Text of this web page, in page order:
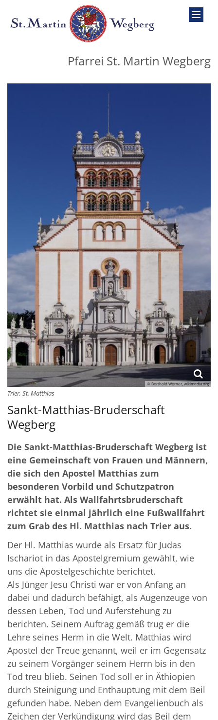
Zum Inhalt springen
Pfarrei St. Martin Wegberg
© Berthold Werner, wikimedia.org
Trier, St. Matthias
Sankt-Matthias-Bruderschaft
Wegberg
Die Sankt-Matthias-Bruderschaft Wegberg ist
eine Gemeinschaft von Frauen und Männern,
die sich den Apostel Matthias zum
besonderen Vorbild und Schutzpatron
erwählt hat. Als Wallfahrtsbruderschaft
richtet sie einmal jährlich eine Fußwallfahrt
zum Grab des Hl. Matthias nach Trier aus.
Der Hl. Matthias wurde als Ersatz für Judas
Ischariot in das Apostelgremium gewählt, wie
uns die Apostelgeschichte berichtet.
Als Jünger Jesu Christi war er von Anfang an
dabei und dadurch befähigt, als Augenzeuge von
dessen Leben, Tod und Auferstehung zu
berichten. Seinem Auftrag gemäß trug er die
Lehre seines Herm in die Welt. Matthias wird
Apostel der Treue genannt, weil er im Gegensatz
zu seinem Vorgänger seinem Herrn bis in den
Tod treu blieb. Seinen Tod soll er in Äthiopien
durch Steinigung und Enthauptung mit dem Beil
gefunden habe. Neben dem Evangelienbuch als
Zeichen der Verkündigung wird das Beil dem